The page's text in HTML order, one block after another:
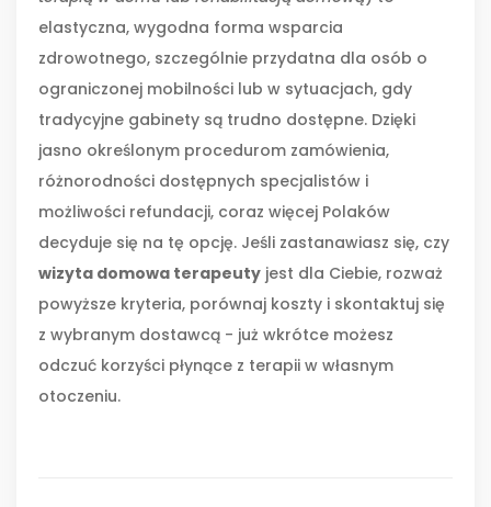
elastyczna, wygodna forma wsparcia
zdrowotnego, szczególnie przydatna dla osób o
ograniczonej mobilności lub w sytuacjach, gdy
tradycyjne gabinety są trudno dostępne. Dzięki
jasno określonym procedurom zamówienia,
różnorodności dostępnych specjalistów i
możliwości refundacji, coraz więcej Polaków
decyduje się na tę opcję. Jeśli zastanawiasz się, czy
wizyta domowa terapeuty jest dla Ciebie, rozważ
powyższe kryteria, porównaj koszty i skontaktuj się
z wybranym dostawcą - już wkrótce możesz
odczuć korzyści płynące z terapii w własnym
otoczeniu.